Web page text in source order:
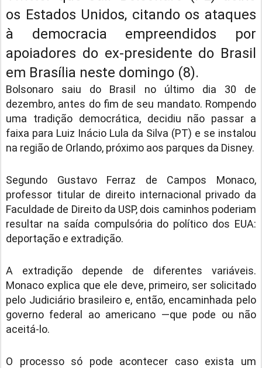
os Estados Unidos, citando os ataques
à democracia empreendidos por
apoiadores do ex-presidente do Brasil
em Brasília neste domingo (8).
Bolsonaro saiu do Brasil no último dia 30 de
dezembro, antes do fim de seu mandato. Rompendo
uma tradição democrática, decidiu não passar a
faixa para Luiz Inácio Lula da Silva (PT) e se instalou
na região de Orlando, próximo aos parques da Disney.
Segundo Gustavo Ferraz de Campos Monaco,
professor titular de direito internacional privado da
Faculdade de Direito da USP, dois caminhos poderiam
resultar na saída compulsória do político dos EUA:
deportação e extradição.
A extradição depende de diferentes variáveis.
Monaco explica que ele deve, primeiro, ser solicitado
pelo Judiciário brasileiro e, então, encaminhada pelo
governo federal ao americano —que pode ou não
aceitá-lo.
O processo só pode acontecer caso exista um